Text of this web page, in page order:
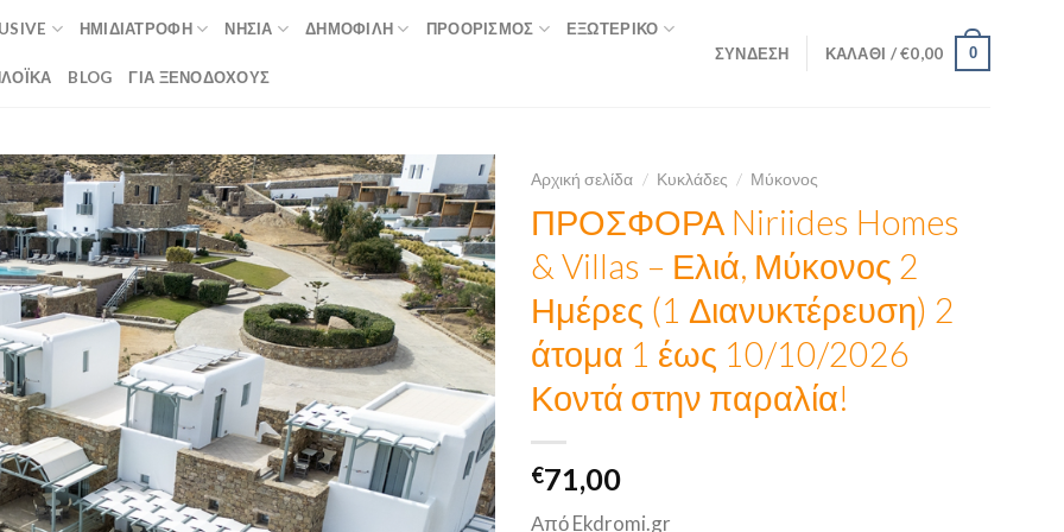
ΗΜΙΔΙΑΤΡΟΦΉ ΝΗΣΙΆ ΔΗΜΟΦΙΛΉ ΠΡΟΟΡΙΣΜΟΣ ΕΞΩΤΕΡΙΚΌ
BLOG ΓΙΑ ΞΕΝΟΔΟΧΟΥΣ
ΣΎΝΔΕΣΗ ΚΑΛΆΘΙ /€0,00 0
Αρχική σελίδα / Κυκλάδες / Μύκονος
ΠΡΟΣΦΟΡΑ Niriides Homes
& Villas – Ελιά, Μύκονος 2
Ημέρες (1 Διανυκτέρευση) 2
άτομα 1 έως 10/10/2026
Κοντά στην παραλία!
€71,00
Από Ekdromi.gr